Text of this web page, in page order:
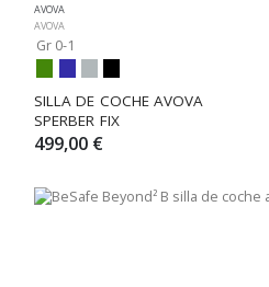
AVOVA
AVOVA
Gr 0-1
SILLA DE COCHE AVOVA
SPERBER FIX
499,00 €